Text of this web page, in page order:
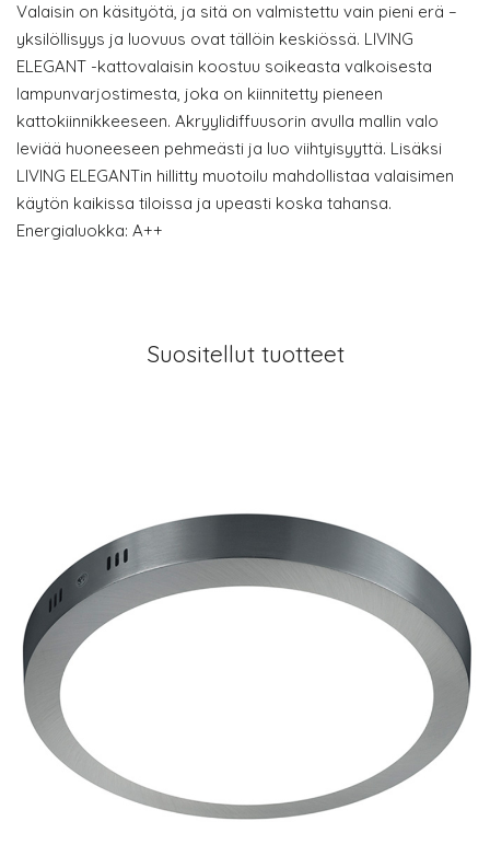
Valaisin on käsityötä, ja sitä on valmistettu vain pieni erä –
yksilöllisyys ja luovuus ovat tällöin keskiössä. LIVING
ELEGANT -kattovalaisin koostuu soikeasta valkoisesta
lampunvarjostimesta, joka on kiinnitetty pieneen
kattokiinnikkeeseen. Akryylidiffuusorin avulla mallin valo
leviää huoneeseen pehmeästi ja luo viihtyisyyttä. Lisäksi
LIVING ELEGANTin hillitty muotoilu mahdollistaa valaisimen
käytön kaikissa tiloissa ja upeasti koska tahansa.
Energialuokka: A++
Suositellut tuotteet